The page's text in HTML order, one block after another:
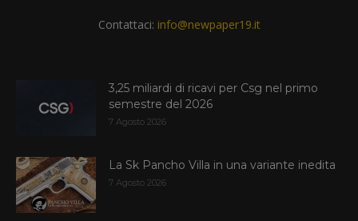
Contattaci: info@newpaper19.it
3,25 miliardi di ricavi per Csg nel primo
semestre del 2026
7 Agosto 2026
La Sk Pancho Villa in una variante inedita
7 Agosto 2026